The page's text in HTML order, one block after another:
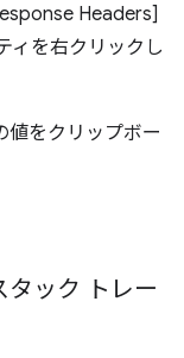
Headers]
ィを右クリックし
値をクリップボー
ック トレー